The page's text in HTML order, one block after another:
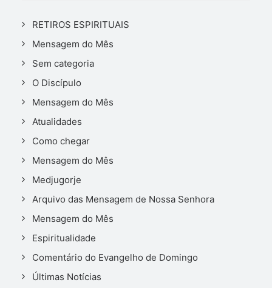
RETIROS ESPIRITUAIS
Mensagem do Mês
Sem categoria
O Discípulo
Mensagem do Mês
Atualidades
Como chegar
Mensagem do Mês
Medjugorje
Arquivo das Mensagem de Nossa Senhora
Mensagem do Mês
Espiritualidade
Comentário do Evangelho de Domingo
Últimas Notícias